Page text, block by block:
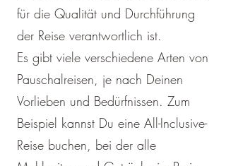
für die Qualität und Durchführung
der Reise verantwortlich ist.
Es gibt viele verschiedene Arten von
Pauschalreisen, je nach Deinen
Vorlieben und Bedürfnissen. Zum
Beispiel kannst Du eine All-Inclusive-
Reise buchen, bei der alle